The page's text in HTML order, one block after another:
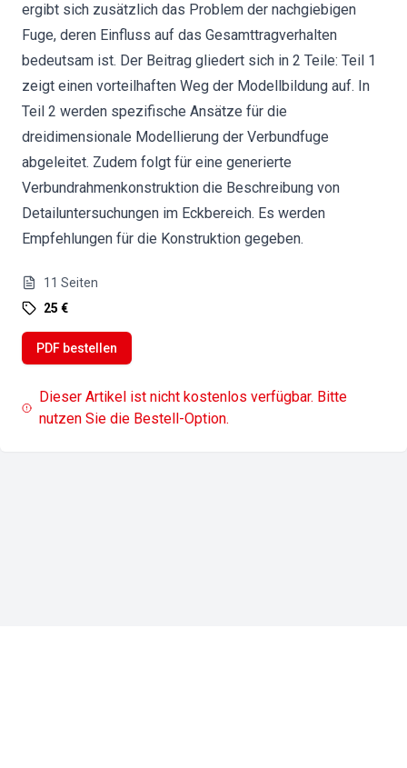
ergibt sich zusätzlich das Problem der nachgiebigen
Fuge, deren Einfluss auf das Gesamttragverhalten
bedeutsam ist. Der Beitrag gliedert sich in 2 Teile: Teil 1
zeigt einen vorteilhaften Weg der Modellbildung auf. In
Teil 2 werden spezifische Ansätze für die
dreidimensionale Modellierung der Verbundfuge
abgeleitet. Zudem folgt für eine generierte
Verbundrahmenkonstruktion die Beschreibung von
Detailuntersuchungen im Eckbereich. Es werden
Empfehlungen für die Konstruktion gegeben.
11 Seiten
25 €
PDF bestellen
Dieser Artikel ist nicht kostenlos verfügbar. Bitte
nutzen Sie die Bestell-Option.